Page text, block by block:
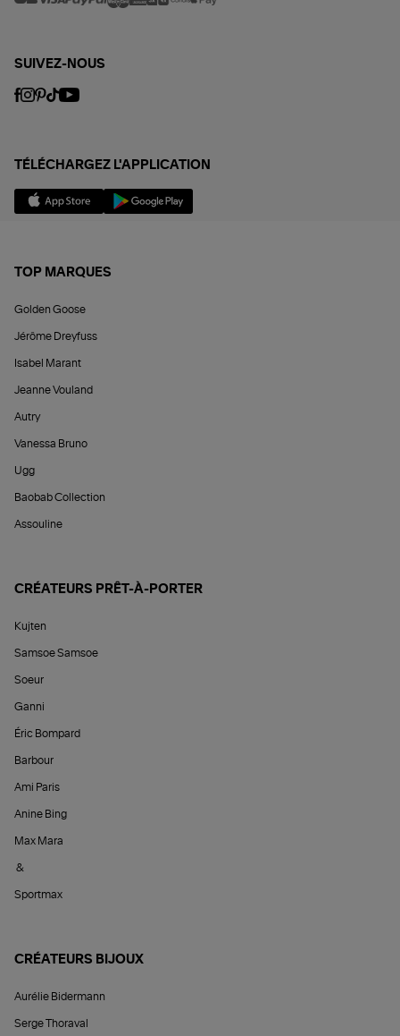
SUIVEZ-NOUS
TÉLÉCHARGEZ L'APPLICATION
TOP MARQUES
Golden Goose
Jérôme Dreyfuss
Isabel Marant
Jeanne Vouland
Autry
Vanessa Bruno
Ugg
Baobab Collection
Assouline
CRÉATEURS PRÊT-À-PORTER
Kujten
Samsoe Samsoe
Soeur
Ganni
Éric Bompard
Barbour
Ami Paris
Anine Bing
Max Mara
&
Sportmax
CRÉATEURS BIJOUX
Aurélie Bidermann
Serge Thoraval